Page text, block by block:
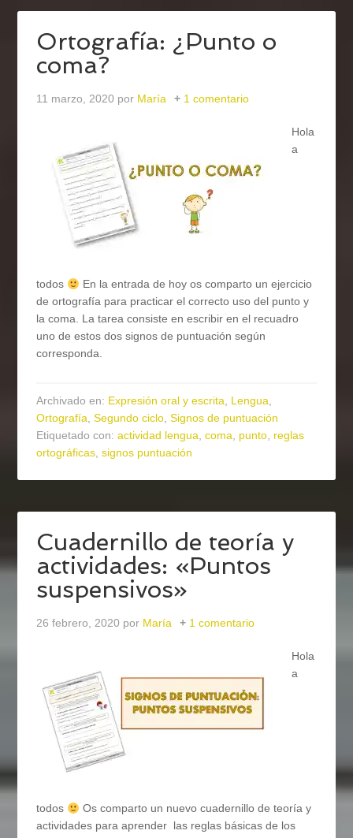
Ortografía: ¿Punto o
coma?
11 marzo, 2020 por María 1 comentario
Hola
a
todos
En la entrada de hoy os comparto un ejercicio
de ortografía para practicar el correcto uso del punto y
la coma. La tarea consiste en escribir en el recuadro
uno de estos dos signos de puntuación según
corresponda.
Archivado en: Expresión oral y escrita, Lengua,
Ortografía,Segundo ciclo,Signos de puntuación
Etiquetado con:actividad lengua,coma, punto, reglas
ortográficas,signos puntuación
Cuadernillo de teoría y
actividades: «Puntos
suspensivos»
26 febrero, 2020 por María 1 comentario
Hola
a
todos
Os comparto un nuevo cuadernillo de teoría y
actividades para aprender las reglas básicas de los